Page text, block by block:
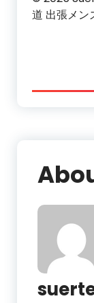
道 出張メン